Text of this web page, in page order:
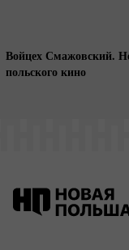
Войцех Смажовский.
польского кино